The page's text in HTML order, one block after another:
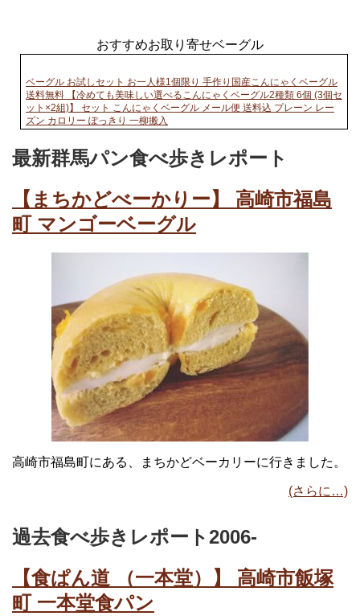
おすすめお取り寄せベーグル
ベーグル お試しセット お一人様1個限り 手作り国産こんにゃくベーグル
送料無料 【冷めても美味しい選べるこんにゃくベーグル2種類 6個 (3個セ
ット×2組)】 セット こんにゃくベーグル メール便 送料込 プレーン レー
ズン カロリー ぽっきり 一柳搬入
最新群馬パン食べ歩きレポート
【まちかどべーかりー】 高崎市福島
町 マンゴーベーグル
高崎市福島町にある、まちかどベーカリーに行きました。
(さらに…)
過去食べ歩きレポート2006-
【食ぱん道 （一本堂）】 高崎市飯塚
町 一本堂食パン